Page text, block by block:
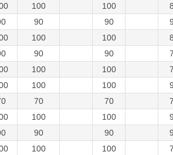
100 100
90 90
100 100
90 90
100 100
100 100
70 70
100 100
90 90
100 100